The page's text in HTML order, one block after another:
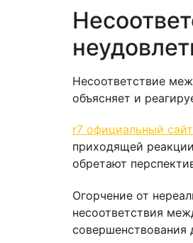
Несоответствие
объясняет и
r7 официальный сайт
приходящей
обретают
Огорчение от
несоответствия
совершенствования